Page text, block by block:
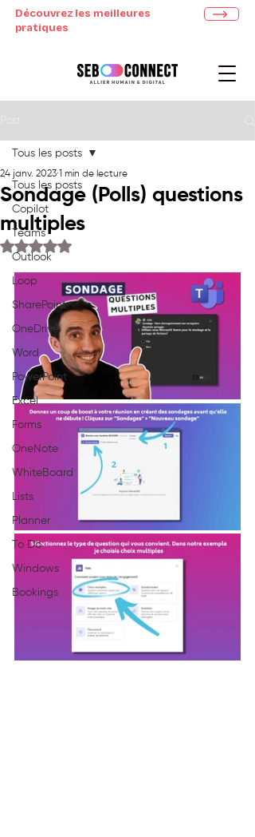
Découvrez les meilleures
pratiques
Tous les posts
Copilot
Teams
Outlook
Loop
SharePoint
OneDrive
Word
PowerPoint
Excel
Forms
OneNote
WhiteBoard
Lists
Planner
To Do
Windows
Bookings
Tous les posts
Sondage (Polls) questions
multiples
24 janv. 2023 1 min de lecture
Noté NaN étoiles sur 5.